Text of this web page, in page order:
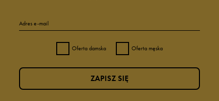
Adres e-mail
Oferta damska Oferta męska
ZAPISZ SIĘ